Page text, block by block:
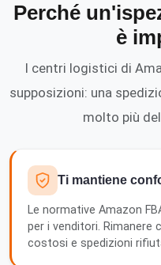
Perché
è
I centri logistici di
supposizioni: una
molto più
Ti mantiene
Le normative Amazon
per i venditori. Rimanere
costosi e spedizioni